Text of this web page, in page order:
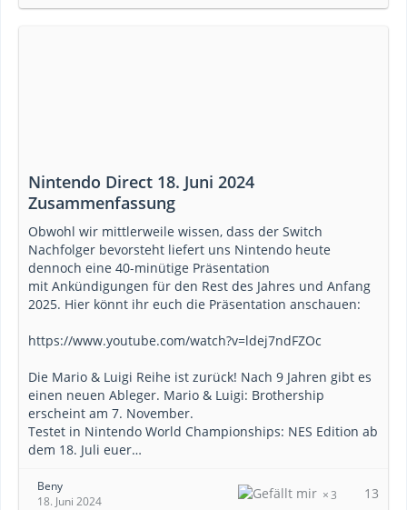
Nintendo Direct 18. Juni 2024
Zusammenfassung
Obwohl wir mittlerweile wissen, dass der Switch
Nachfolger bevorsteht liefert uns Nintendo heute
dennoch eine 40-minütige Präsentation
mit Ankündigungen für den Rest des Jahres und Anfang
2025. Hier könnt ihr euch die Präsentation anschauen:
https://www.youtube.com/watch?v=ldej7ndFZOc
Die Mario & Luigi Reihe ist zurück! Nach 9 Jahren gibt es
einen neuen Ableger. Mario & Luigi: Brothership
erscheint am 7. November.
Testet in Nintendo World Championships: NES Edition ab
dem 18. Juli euer…
Beny
18. Juni 2024
3 13